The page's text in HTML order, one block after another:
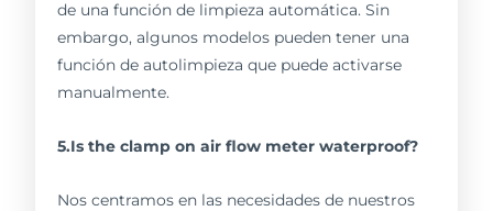
de una función de limpieza automática. Sin
embargo, algunos modelos pueden tener una
función de autolimpieza que puede activarse
manualmente.
5.Is the clamp on air flow meter waterproof?
Nos centramos en las necesidades de nuestros